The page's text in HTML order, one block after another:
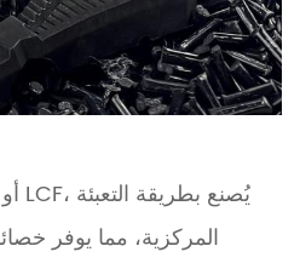
المركزية، مما يوفر